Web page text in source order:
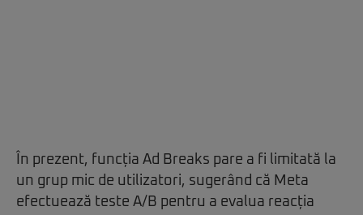
În prezent, funcția Ad Breaks pare a fi limitată la
un grup mic de utilizatori, sugerând că Meta
efectuează teste A/B pentru a evalua reacția